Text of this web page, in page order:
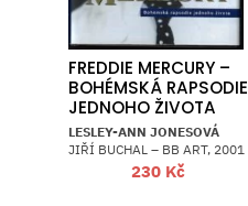
FREDDIE MERCURY –
BOHÉMSKÁ RAPSODIE
JEDNOHO ŽIVOTA
LESLEY-ANN JONESOVÁ
JIŘÍ BUCHAL – BB ART, 2001
230 Kč